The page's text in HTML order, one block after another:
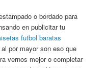
o bordado para
en publicitar tu
futbol baratas
por mayor son eso que
vernos mejor o completar